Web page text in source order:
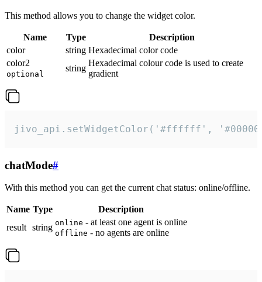
This method allows you to change the widget color.
Name Type
Description
color
string Hexadecimal color code
color2
optional
string
Hexadecimal colour code is used to create
gradient
jivo_api.setWidgetColor('#ffffff',
chatMode#
With this method you can get the current chat status: online/offline.
Name Type
Description
result string online - at least one agent is online
offline - no agents are online